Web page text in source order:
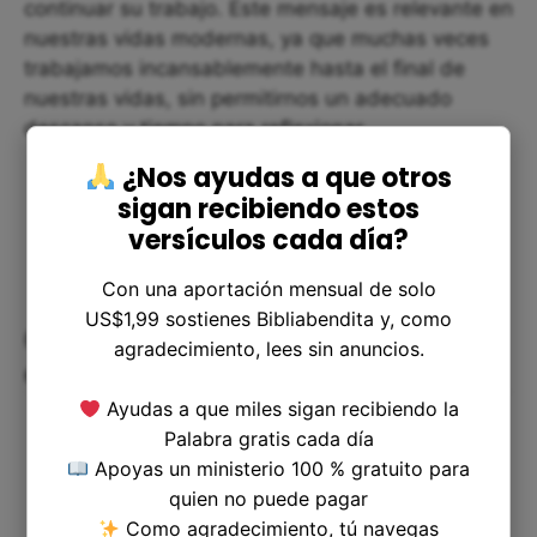
continuar su trabajo. Este mensaje es relevante en
nuestras vidas modernas, ya que muchas veces
trabajamos incansablemente hasta el final de
nuestras vidas, sin permitirnos un adecuado
descanso y tiempo para reflexionar.
Cómo podemos aplicar el versículo
en nuestra vida
¿Nos ayudas a que otros
sigan recibiendo estos
versículos cada día?
Con una aportación mensual de solo
US$1,99 sostienes Bibliabendita y, como
agradecimiento, lees sin anuncios.
Ayudas a que miles sigan recibiendo la
Palabra gratis cada día
Apoyas un ministerio 100 % gratuito para
quien no puede pagar
Como agradecimiento, tú navegas